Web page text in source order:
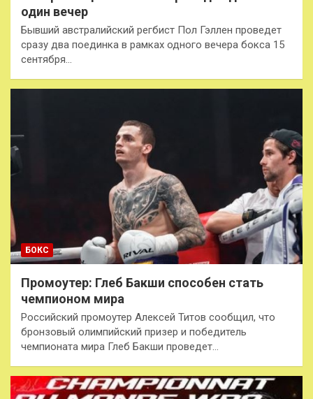
один вечер
Бывший австралийский регбист Пол Гэллен проведет
сразу два поединка в рамках одного вечера бокса 15
сентября…
БОКС
Промоутер: Глеб Бакши способен стать
чемпионом мира
Российский промоутер Алексей Титов сообщил, что
бронзовый олимпийский призер и победитель
чемпионата мира Глеб Бакши проведет…